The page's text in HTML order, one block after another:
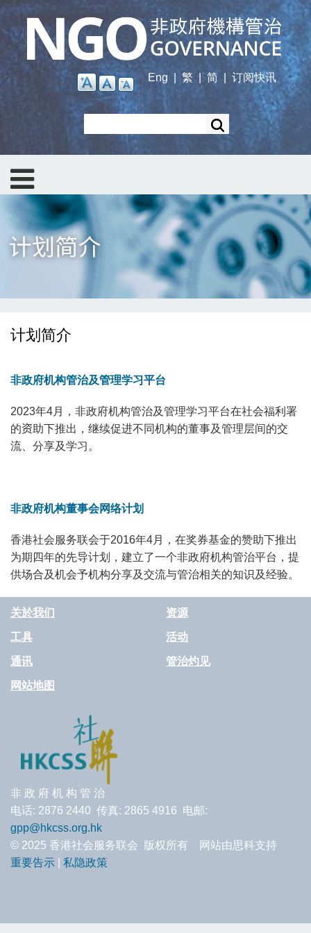
Skip
main
content
Eng
繁 | 简 订阅快讯
计划简介
非政府机构管治及管理学习平台
2023年4月，非政府机构管治及管理学习平台在社会福利署
的资助下推出，继续促进不同机构的董事及管理层间的交
流、分享及学习。
非政府机构董事会网络计划
香港社会服务联会于2016年4月，在奖券基金的赞助下推出
为期四年的先导计划，建立了一个非政府机构管治平台，提
供场合及机会予机构分享及交流与管治相关的知识及经验。
关於我们 资源
工具 活动
通讯 管治灼见
网站地图
非 政 府 机 构 管 治
电话: 2876 2440 传真: 2865 4916 电邮:
gpp@hkcss.org.hk
© 2025 香港社会服务联会 版权所有 网站由思科支持
重要告示
私隐政策